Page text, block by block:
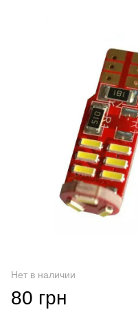
Нет в наличии
80 грн